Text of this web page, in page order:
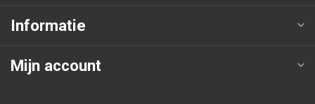
Informatie
Mijn account